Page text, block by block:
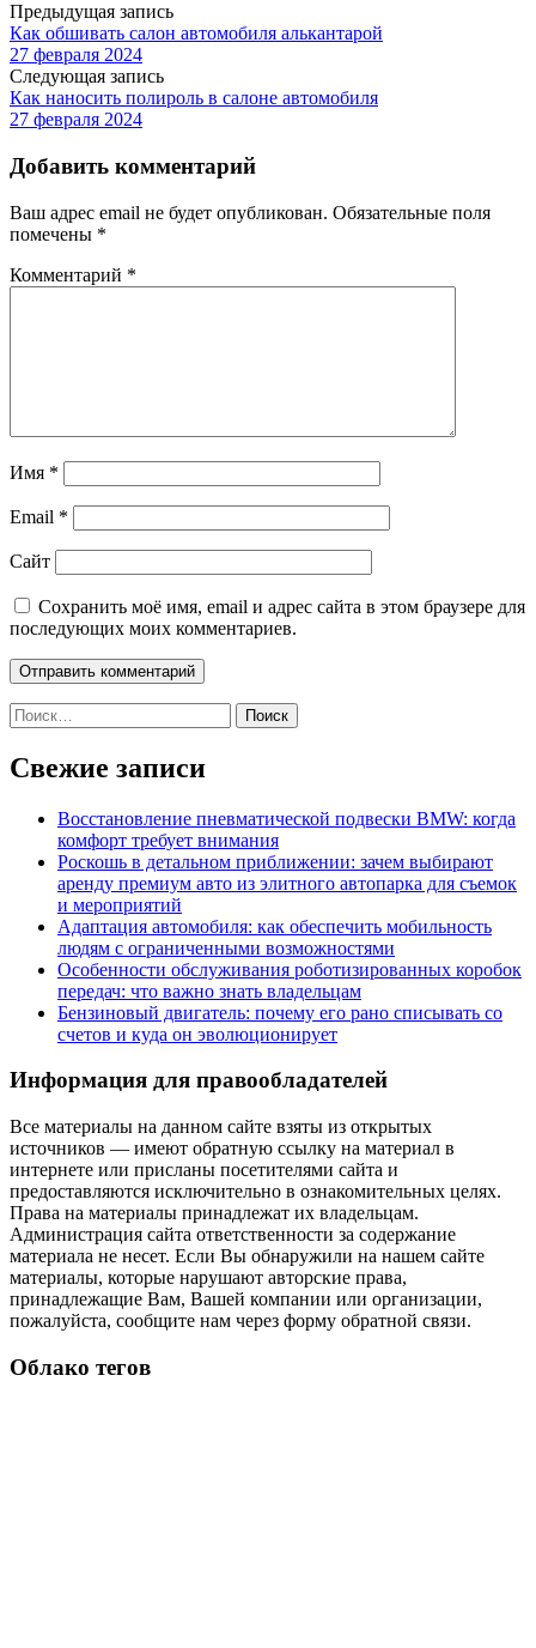
Предыдущая запись
Как обшивать салон автомобиля алькантарой
27 февраля 2024
Следующая запись
Как наносить полироль в салоне автомобиля
27 февраля 2024
Добавить комментарий
Ваш адрес email не будет опубликован. Обязательные поля
помечены *
Комментарий *
Имя *
Email *
Сайт
Сохранить моё имя, email и адрес сайта в этом браузере для
последующих моих комментариев.
Найти:
Свежие записи
Восстановление пневматической подвески BMW: когда
комфорт требует внимания
Роскошь в детальном приближении: зачем выбирают
аренду премиум авто из элитного автопарка для съемок
и мероприятий
Адаптация автомобиля: как обеспечить мобильность
людям с ограниченными возможностями
Особенности обслуживания роботизированных коробок
передач: что важно знать владельцам
Бензиновый двигатель: почему его рано списывать со
счетов и куда он эволюционирует
Информация для правообладателей
Все материалы на данном сайте взяты из открытых
источников — имеют обратную ссылку на материал в
интернете или присланы посетителями сайта и
предоставляются исключительно в ознакомительных целях.
Права на материалы принадлежат их владельцам.
Администрация сайта ответственности за содержание
материала не несет. Если Вы обнаружили на нашем сайте
материалы, которые нарушают авторские права,
принадлежащие Вам, Вашей компании или организации,
пожалуйста, сообщите нам через форму обратной связи.
Облако тегов